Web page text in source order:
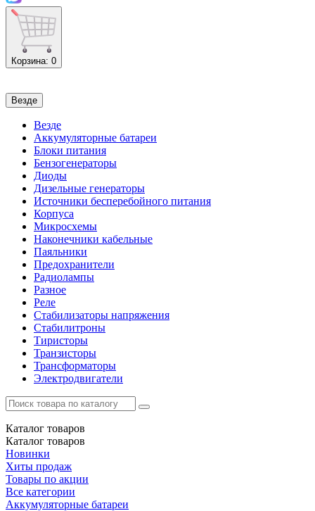
Корзина: 0
Везде
Везде
Аккумуляторные батареи
Блоки питания
Бензогенераторы
Диоды
Дизельные генераторы
Источники бесперебойного питания
Корпуса
Микросхемы
Наконечники кабельные
Паяльники
Предохранители
Радиолампы
Разное
Реле
Стабилизаторы напряжения
Стабилитроны
Тиристоры
Транзисторы
Трансформаторы
Электродвигатели
Каталог товаров
Каталог товаров
Новинки
Хиты продаж
Товары по акции
Все категории
Аккумуляторные батареи